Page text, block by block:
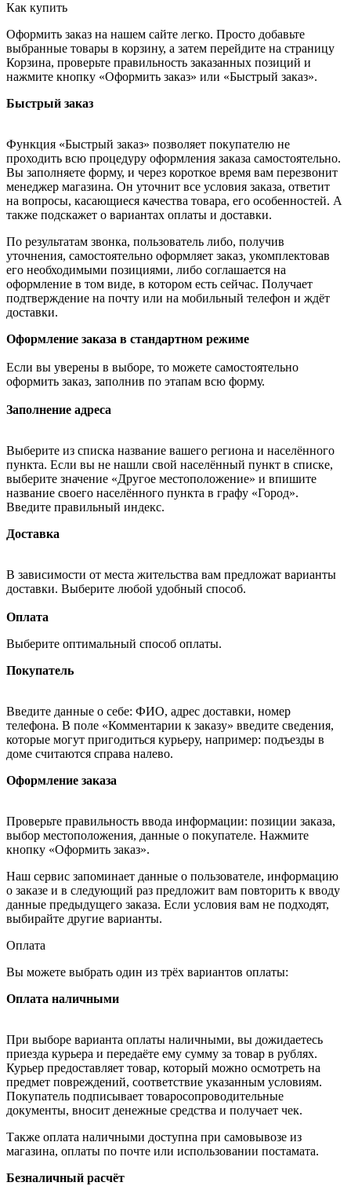
Как купить
Оформить заказ на нашем сайте легко. Просто добавьте
выбранные товары в корзину, а затем перейдите на страницу
Корзина, проверьте правильность заказанных позиций и
нажмите кнопку «Оформить заказ» или «Быстрый заказ».
Быстрый заказ
Функция «Быстрый заказ» позволяет покупателю не
проходить всю процедуру оформления заказа самостоятельно.
Вы заполняете форму, и через короткое время вам перезвонит
менеджер магазина. Он уточнит все условия заказа, ответит
на вопросы, касающиеся качества товара, его особенностей. А
также подскажет о вариантах оплаты и доставки.
По результатам звонка, пользователь либо, получив
уточнения, самостоятельно оформляет заказ, укомплектовав
его необходимыми позициями, либо соглашается на
оформление в том виде, в котором есть сейчас. Получает
подтверждение на почту или на мобильный телефон и ждёт
доставки.
Оформление заказа в стандартном режиме
Если вы уверены в выборе, то можете самостоятельно
оформить заказ, заполнив по этапам всю форму.
Заполнение адреса
Выберите из списка название вашего региона и населённого
пункта. Если вы не нашли свой населённый пункт в списке,
выберите значение «Другое местоположение» и впишите
название своего населённого пункта в графу «Город».
Введите правильный индекс.
Доставка
В зависимости от места жительства вам предложат варианты
доставки. Выберите любой удобный способ.
Оплата
Выберите оптимальный способ оплаты.
Покупатель
Введите данные о себе: ФИО, адрес доставки, номер
телефона. В поле «Комментарии к заказу» введите сведения,
которые могут пригодиться курьеру, например: подъезды в
доме считаются справа налево.
Оформление заказа
Проверьте правильность ввода информации: позиции заказа,
выбор местоположения, данные о покупателе. Нажмите
кнопку «Оформить заказ».
Наш сервис запоминает данные о пользователе, информацию
о заказе и в следующий раз предложит вам повторить к вводу
данные предыдущего заказа. Если условия вам не подходят,
выбирайте другие варианты.
Оплата
Вы можете выбрать один из трёх вариантов оплаты:
Оплата наличными
При выборе варианта оплаты наличными, вы дожидаетесь
приезда курьера и передаёте ему сумму за товар в рублях.
Курьер предоставляет товар, который можно осмотреть на
предмет повреждений, соответствие указанным условиям.
Покупатель подписывает товаросопроводительные
документы, вносит денежные средства и получает чек.
Также оплата наличными доступна при самовывозе из
магазина, оплаты по почте или использовании постамата.
Безналичный расчёт